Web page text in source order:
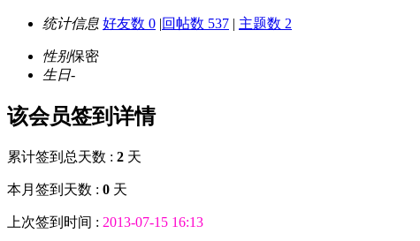
统计信息 好友数 0 |回帖数 537 | 主题数 2
性别保密
生日-
该会员签到详情
累计签到总天数 : 2 天
本月签到天数 : 0 天
上次签到时间 : 2013-07-15 16:13